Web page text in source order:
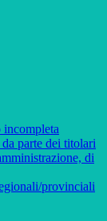
incompleta
parte dei titolari
di
provinciali